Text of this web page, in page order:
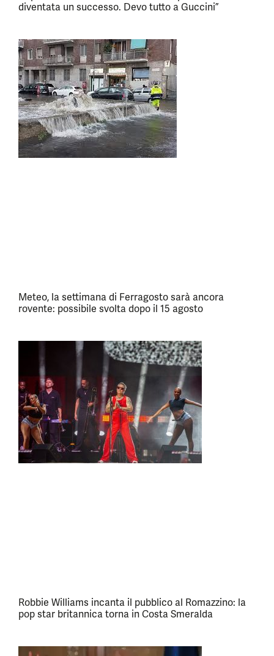
diventata un successo. Devo tutto a Guccini”
Meteo, la settimana di Ferragosto sarà ancora
rovente: possibile svolta dopo il 15 agosto
Robbie Williams incanta il pubblico al Romazzino: la
pop star britannica torna in Costa Smeralda